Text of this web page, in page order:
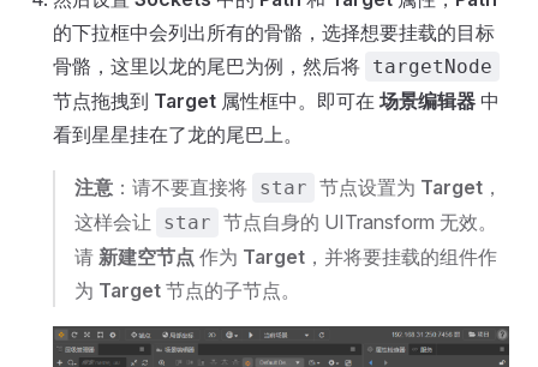
的下拉框中会列出所有的骨骼，选择想要挂载的目标
骨骼，这里以龙的尾巴为例，然后将 targetNode
节点拖拽到 Target 属性框中。即可在 场景编辑器 中
看到星星挂在了龙的尾巴上。
注意 ：请不要直接将 star 节点设置为 Target ，
这样会让
star 节点自身的 UITransform 无效。
请 新建空节点 作为 Target ，并将要挂载的组件作
为 Target 节点的子节点。